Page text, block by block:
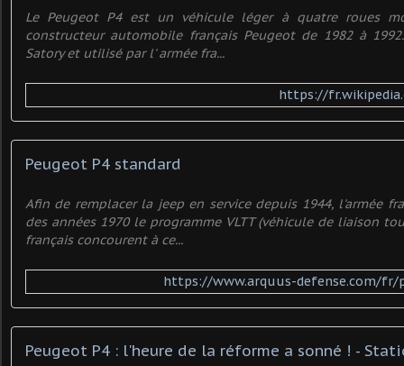
Le Peugeot P4 est un véhicule léger à quatre roues
constructeur automobile français Peugeot de 1982 à
Satory et utilisé par l' armée fra...
https://
Peugeot P4 standard
Afin de remplacer la jeep en service depuis 1944, l'armée
des années 1970 le programme VLTT (véhicule de liaison
français concourent à ce...
https://www.arquus-defense.com/fr/
Peugeot P4 : l'heure de la réforme a sonné ! -